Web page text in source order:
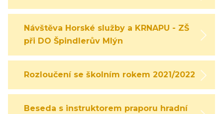
Návštěva Horské služby a KRNAPU - ZŠ
při DO Špindlerův Mlýn
Rozloučení se školním rokem 2021/2022
Beseda s instruktorem praporu hradní